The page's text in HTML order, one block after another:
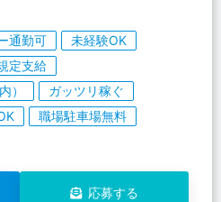
通勤可
未経験OK
定支給
）
ガッツリ稼ぐ
職場駐車場無料
応募する